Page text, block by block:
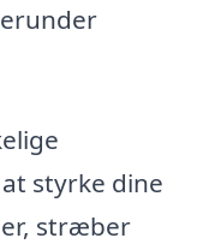
styrke dine
stræber